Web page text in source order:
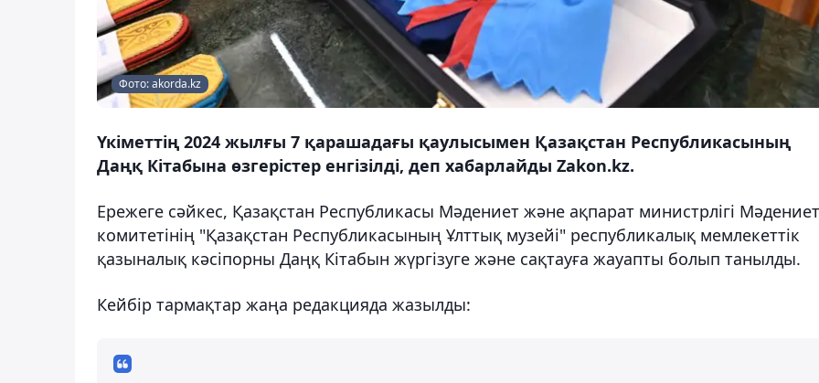
Фото: akorda.kz
Үкіметтің 2024 жылғы 7 қарашадағы қаулысымен Қазақстан Республикасының
Даңқ Кітабына өзгерістер енгізілді, деп хабарлайды Zakon.kz.
Ережеге сәйкес, Қазақстан Республикасы Мәдениет және ақпарат министрлігі Мәдениет
комитетінің "Қазақстан Республикасының Ұлттық музейі" республикалық мемлекеттік
қазыналық кәсіпорны Даңқ Кітабын жүргізуге және сақтауға жауапты болып танылды.
Кейбір тармақтар жаңа редакцияда жазылды: